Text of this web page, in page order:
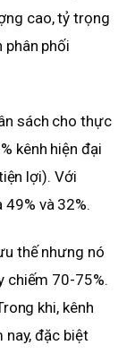
cao, tỷ trọng
phân phối
sách cho thực
kênh hiện đại
lợi). Với
và 32%.
thế nhưng nó
chiếm 70-75%.
khi, kênh
nay, đặc biệt